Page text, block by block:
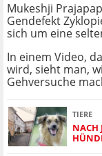
Mukeshji
Gendefekt
sich um eine
In einem Video,
wird, sieht man,
Gehversuche
TIERE
NACH